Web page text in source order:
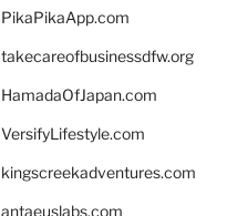
PikaPikaApp.com
takecareofbusinessdfw.org
HamadaOfJapan.com
VersifyLifestyle.com
kingscreekadventures.com
antaeuslabs.com